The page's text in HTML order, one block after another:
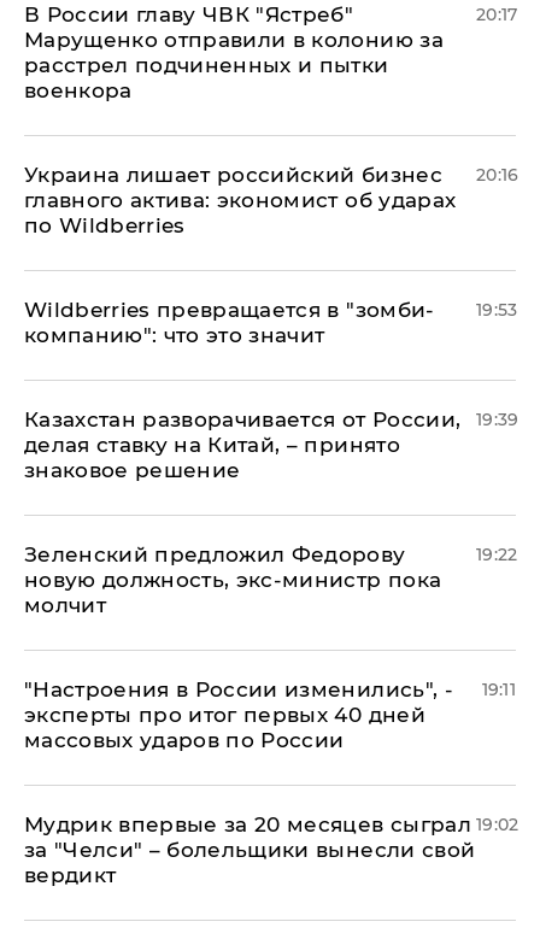
В России главу ЧВК "Ястреб"
Марущенко отправили в колонию за
расстрел подчиненных и пытки
военкора
20:17
​Украина лишает российский бизнес
главного актива: экономист об ударах
по Wildberries
20:16
Wildberries превращается в "зомби-
компанию": что это значит
19:53
Казахстан разворачивается от России,
делая ставку на Китай, – принято
знаковое решение
19:39
Зеленский предложил Федорову
новую должность, экс-министр пока
молчит
19:22
"Настроения в России изменились", -
эксперты про итог первых 40 дней
массовых ударов по России
19:11
Мудрик впервые за 20 месяцев сыграл
за "Челси" – болельщики вынесли свой
вердикт
19:02